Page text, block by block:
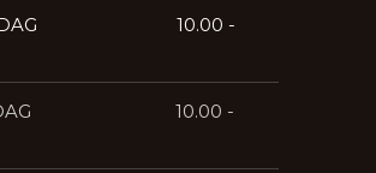
10.00 -
10.00 -